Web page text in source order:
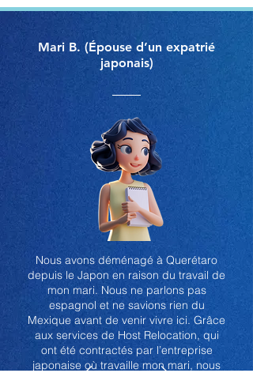
Mari B. (Épouse d’un expatrié
japonais)
Nous avons déménagé à Querétaro
depuis le Japon en raison du travail de
mon mari. Nous ne parlons pas
espagnol et ne savions rien du
Mexique avant de venir vivre ici. Grâce
aux services de Host Relocation, qui
ont été contractés par l’entreprise
japonaise où travaille mon mari, nous